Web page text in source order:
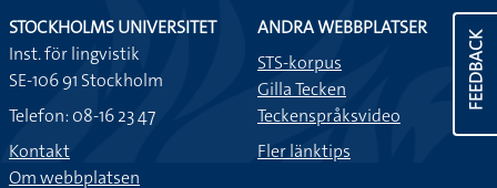
FEEDBACK
STOCKHOLMS UNIVERSITET
Inst. för lingvistik
SE-106 91 Stockholm
Telefon: 08-16 23 47
Kontakt
Om webbplatsen
ANDRA WEBBPLATSER
STS-korpus
Gilla Tecken
Teckenspråksvideo
Fler länktips